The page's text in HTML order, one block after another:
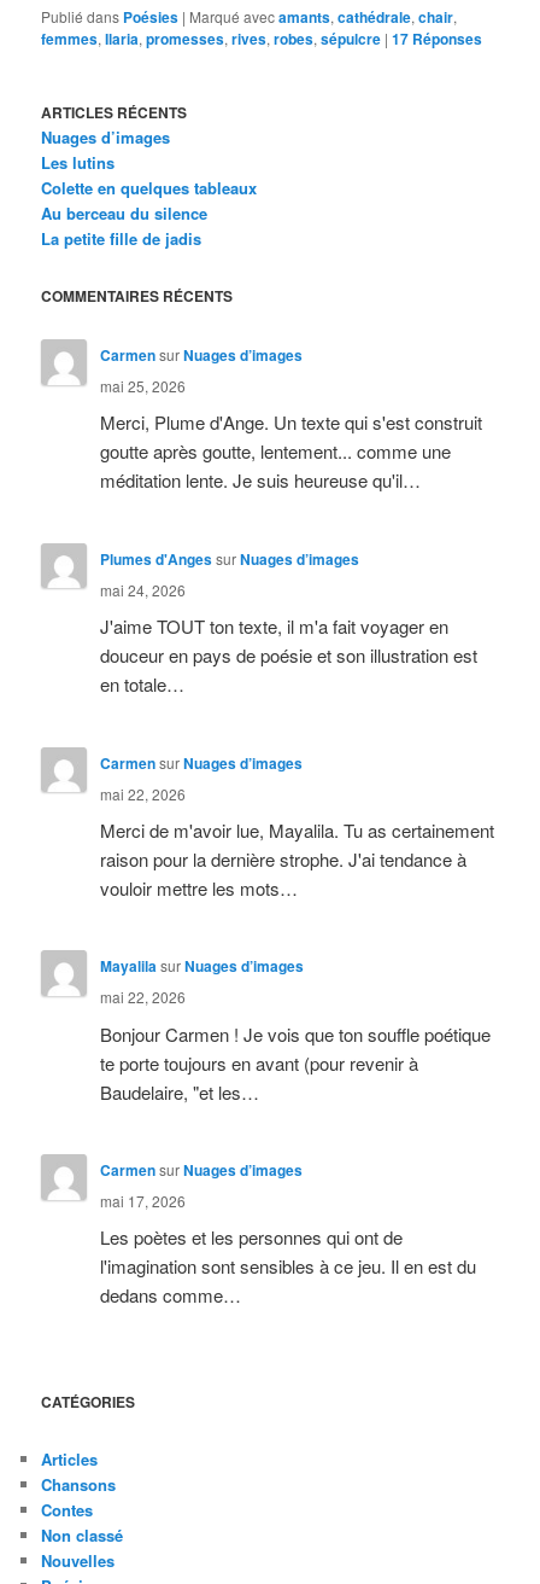
Publié dans Poésies | Marqué avecamants,cathédrale,chair,
femmes,Ilaria,promesses,rives,robes,sépulcre |17 Réponses
ARTICLES RÉCENTS
Nuages d’images
Les lutins
Colette en quelques tableaux
Au berceau du silence
La petite fille de jadis
COMMENTAIRES RÉCENTS
CarmensurNuages d’images
mai 25, 2026
Merci, Plume d'Ange. Un texte qui s'est construit
goutte après goutte, lentement... comme une
méditation lente. Je suis heureuse qu'il…
Plumes d'AngessurNuages d’images
mai 24, 2026
J'aime TOUT ton texte, il m'a fait voyager en
douceur en pays de poésie et son illustration est
en totale…
CarmensurNuages d’images
mai 22, 2026
Merci de m'avoir lue, Mayalila. Tu as certainement
raison pour la dernière strophe. J'ai tendance à
vouloir mettre les mots…
MayalilasurNuages d’images
mai 22, 2026
Bonjour Carmen ! Je vois que ton souffle poétique
te porte toujours en avant (pour revenir à
Baudelaire, "et les…
CarmensurNuages d’images
mai 17, 2026
Les poètes et les personnes qui ont de
l'imagination sont sensibles à ce jeu. Il en est du
dedans comme…
CATÉGORIES
Articles
Chansons
Contes
Non classé
Nouvelles